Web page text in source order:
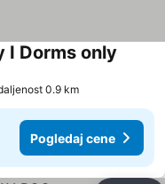
I Dorms only
0.9 km
Pogledaj cene